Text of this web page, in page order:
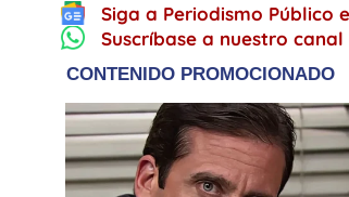
Siga a Periodismo Público
Suscríbase a nuestro